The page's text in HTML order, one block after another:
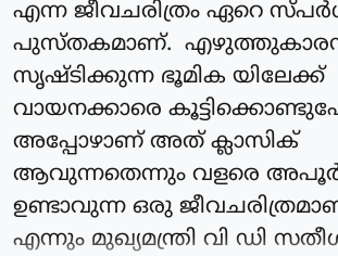
എന്ന ജീവചരിത്രം ഏറെ
പുസ്തകമാണ്.
സൃഷ്ടിക്കുന്ന ഭൂമിക യിലേക്ക്
വായനക്കാരെ
അപ്പോഴാണ് അത് ക്ലാസിക്
ആവുന്നതെന്നും വളരെ
ഉണ്ടാവുന്ന ഒരു
എന്നും മുഖ്യമന്ത്രി വി ഡി